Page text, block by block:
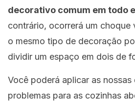
decorativo comum em todo
contrário, ocorrerá um choque
o mesmo tipo de decoração
dividir um espaço em dois de
Você poderá aplicar as nossas
problemas para as cozinhas